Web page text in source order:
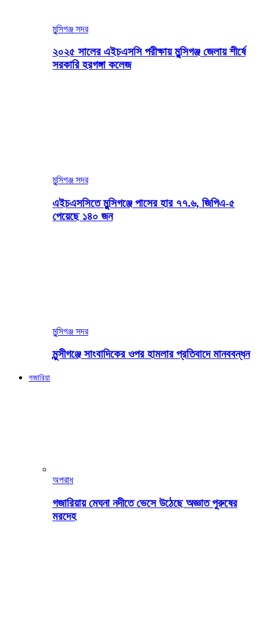
মুন্সিগঞ্জ সদর
২০২৫ সালের এইচএসসি পরীক্ষায় মুন্সিগঞ্জ জেলায় শীর্ষে
সরকারি হরগঙ্গা কলেজ
মুন্সিগঞ্জ সদর
এইচএসসিতে মুন্সিগঞ্জে পাসের হার ৭৭.৬, জিপিএ-৫
পেয়েছে ১৪০ জন
মুন্সিগঞ্জ সদর
মুন্সীগঞ্জে সাংবাদিকের ওপর হামলার প্রতিবাদে মানববন্ধন
গজারিয়া
অপরাধ
গজারিয়ায় মেঘনা নদীতে ভেসে উঠেছে অজ্ঞাত পুরুষের
মরদেহ